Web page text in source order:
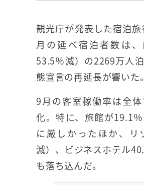
観光庁が発表した宿泊
月の延べ宿泊者数は
53.5％減）の2269万人
態宣言の再延長が響いた。
9月の客室稼働率は全
化。特に、旅館が19.1
に厳しかったほか、リ
減）、ビジネスホテル
も落ち込んだ。